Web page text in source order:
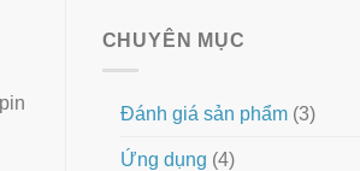
CHUYÊN MỤC
Đánh giá sản phẩm(3)
Ứng dụng (4)